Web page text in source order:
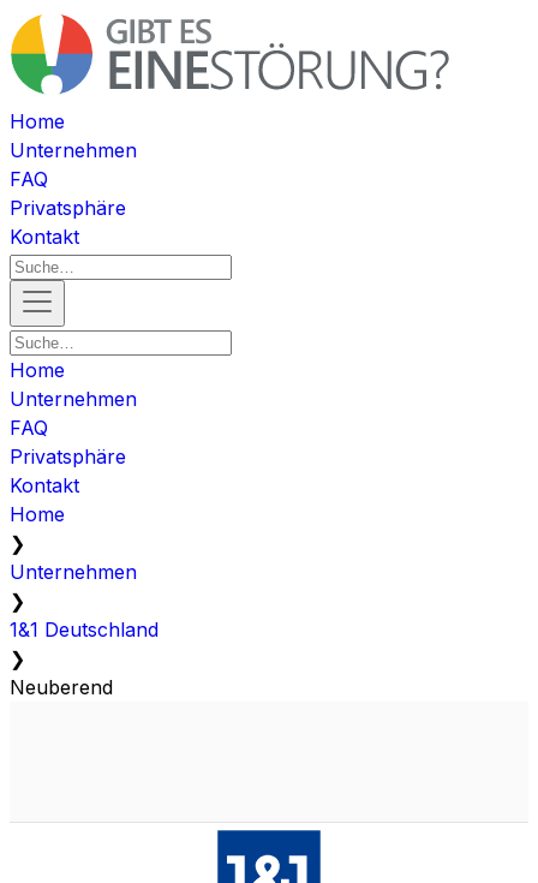
Home
Unternehmen
FAQ
Privatsphäre
Kontakt
Home
Unternehmen
FAQ
Privatsphäre
Kontakt
Home
❯
Unternehmen
❯
1&1 Deutschland
❯
Neuberend